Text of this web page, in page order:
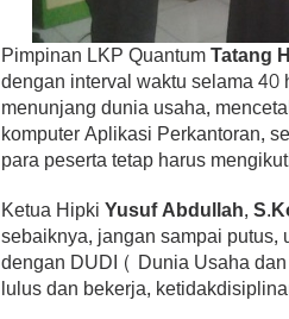
Pimpinan LKP QuantumTatang
dengan interval waktu selama
menunjang dunia usaha,
komputer Aplikasi Perkantoran,
para peserta tetap harus
Ketua HipkiYusuf Abdullah,
sebaiknya, jangan sampai
dengan DUDI ( Dunia Usaha
lulus dan bekerja,